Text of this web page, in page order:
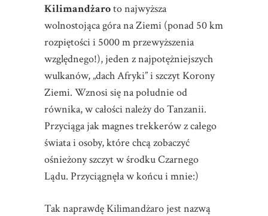
Kilimandżaroto najwyższa
wolnostojąca góra na Ziemi (ponad 50 km
rozpiętości i 5000 m przewyższenia
względnego!), jeden z najpotężniejszych
wulkanów, „dach Afryki” i szczyt Korony
Ziemi. Wznosi się na południe od
równika, w całości należy do Tanzanii.
Przyciąga jak magnes trekkerów z całego
świata i osoby, które chcą zobaczyć
ośnieżony szczyt w środku Czarnego
Lądu. Przyciągnęła w końcu i mnie:)
Tak naprawdę Kilimandżaro jest nazwą